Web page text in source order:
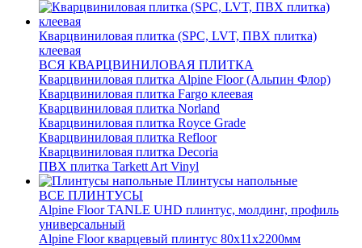
Кварцвиниловая плитка (SPC, LVT, ПВХ плитка)
клеевая
ВСЯ КВАРЦВИНИЛОВАЯ ПЛИТКА
Кварцвиниловая плитка Alpine Floor (Альпин Флор)
Кварцвиниловая плитка Fargo клеевая
Кварцвиниловая плитка Norland
Кварцвиниловая плитка Royce Grade
Кварцвиниловая плитка Refloor
Кварцвиниловая плитка Decoria
ПВХ плитка Tarkett Art Vinyl
Плинтусы напольные
ВСЕ ПЛИНТУСЫ
Alpine Floor TANLE UHD плинтус, молдинг, профиль
универсальный
Alpine Floor кварцевый плинтус 80х11х2200мм